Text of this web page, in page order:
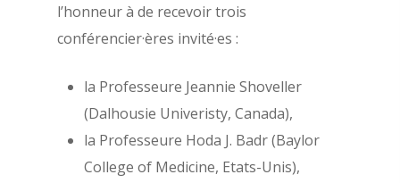
l’honneur à de recevoir trois
conférencier·ères invité·es :
la Professeure Jeannie Shoveller
(Dalhousie Univeristy, Canada),
la Professeure Hoda J. Badr (Baylor
College of Medicine, Etats-Unis),